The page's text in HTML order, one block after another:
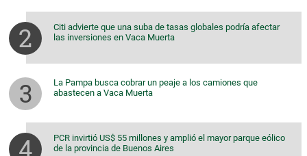
Citi advierte que una suba de tasas globales podría afectar
las inversiones en Vaca Muerta
La Pampa busca cobrar un peaje a los camiones que
abastecen a Vaca Muerta
PCR invirtió US$ 55 millones y amplió el mayor parque eólico
de la provincia de Buenos Aires